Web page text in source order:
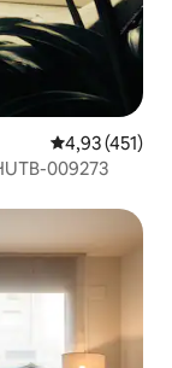
4,93 av 5 i
4,93 (451)
009273